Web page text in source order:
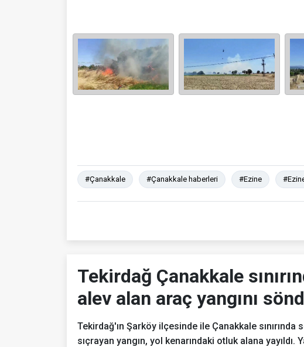
#Çanakkale #Çanakkale haberleri #Ezine
Tekirdağ Çanakkale
alev alan araç yangını
Tekirdağ'ın Şarköy ilçesinde ile Çanakkale
sıçrayan yangın, yol kenarındaki otluk alana